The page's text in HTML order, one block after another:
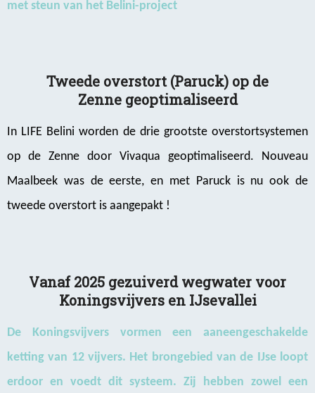
met steun van het Belini-project
Tweede overstort (Paruck) op de
Zenne geoptimaliseerd
In LIFE Belini worden de drie grootste overstortsystemen
op de Zenne door Vivaqua geoptimaliseerd. Nouveau
Maalbeek was de eerste, en met Paruck is nu ook de
tweede overstort is aangepakt !
Vanaf 2025 gezuiverd wegwater voor
Koningsvijvers en IJsevallei
De Koningsvijvers vormen een aaneengeschakelde
ketting van 12 vijvers. Het brongebied van de IJse loopt
erdoor en voedt dit systeem. Zij hebben zowel een